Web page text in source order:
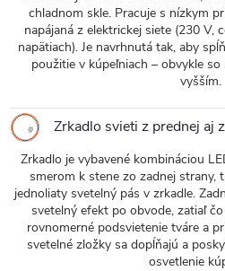
chladnom skle. Pracuje s nízkym
napájaná z elektrickej siete (230 V,
napätiach). Je navrhnutá tak, aby
použitie v kúpeľniach – obvykle
vyšším.
Zrkadlo svieti z prednej aj
Zrkadlo je vybavené kombináciou
smerom k stene zo zadnej strany,
jednoliaty svetelný pás v zrkadle.
svetelný efekt po obvode, zatiaľ
rovnomerné podsvietenie tváre a
svetelné zložky sa dopĺňajú a
osvetlenie